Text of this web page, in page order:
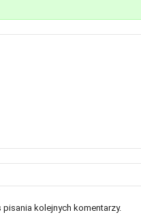
kolejnych komentarzy.